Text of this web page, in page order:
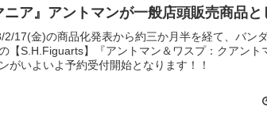
ニア』アントマンが一般店頭販売商品と
6/1(木)16時より予約解禁！！
2/17(金)の商品化発表から約三か月半を経て、バン
【S.H.Figuarts】『アントマン＆ワスプ：クアント
がいよいよ予約受付開始となります！！